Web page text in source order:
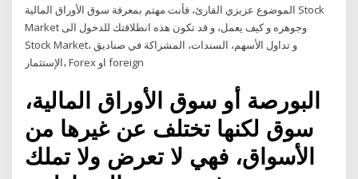
الموضوع عزيزي القارئ، فأنت مهتم بمعرفة سوق الأوراق المالية Stock
Market وجوهره و كيف يعمل، و قد تكون هذه انطلاقتك للدخول الى
Stock Market، و تداول الأسهم، السندات، المشراكة في صناديق
الإستثمار، Forex او foreign
البورصة أو سوق الأوراق المالية،
سوق لكنها تختلف عن غيرها من
الأسواق، فهي لا تعرض ولا تملك